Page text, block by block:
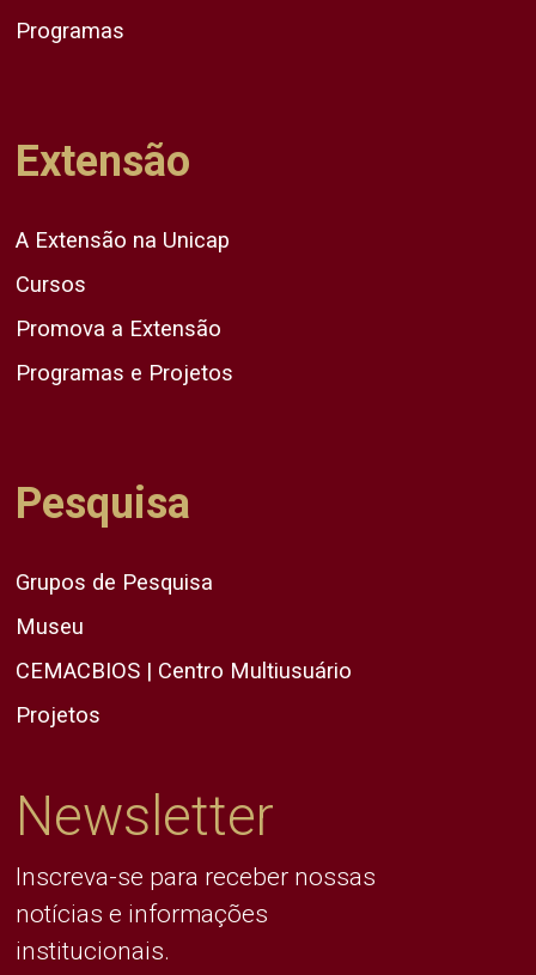
Programas
Extensão
A Extensão na Unicap
Cursos
Promova a Extensão
Programas e Projetos
Pesquisa
Grupos de Pesquisa
Museu
CEMACBIOS | Centro Multiusuário
Projetos
Newsletter
Inscreva-se para receber nossas
notícias e informações
institucionais.